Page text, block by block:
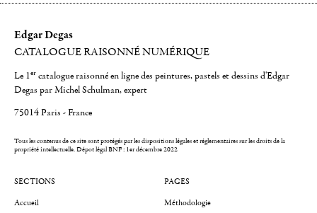
Edgar Degas
CATALOGUE RAISONNÉ NUMÉRIQUE
Le 1er catalogue raisonné en ligne des peintures, pastels et dessins d'Edgar
Degas par Michel Schulman, expert
75014 Paris - France
Tous les contenus de ce site sont protégés par les dispositions légales et réglementaires sur les droits de la
propriété intellectuelle.Dépot légal BNF : 1er décembre 2022
SECTIONS
Accueil
PAGES
Méthodologie